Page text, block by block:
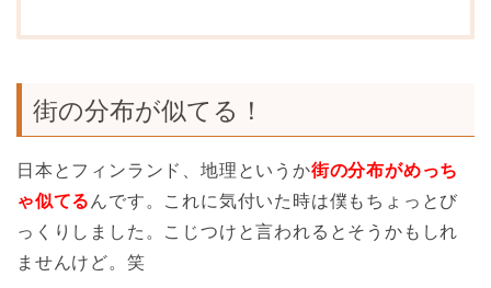
街の分布が似てる！
日本とフィンランド、地理というか街の分布がめっち
ゃ似てるんです。これに気付いた時は僕もちょっとび
っくりしました。こじつけと言われるとそうかもしれ
ませんけど。笑